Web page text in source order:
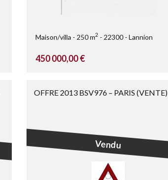
Maison/villa 250 m2 22300 Lannion
450 000,00 €
OFFRE 2013 BSV976 – PARIS (VENTE)
Vendu